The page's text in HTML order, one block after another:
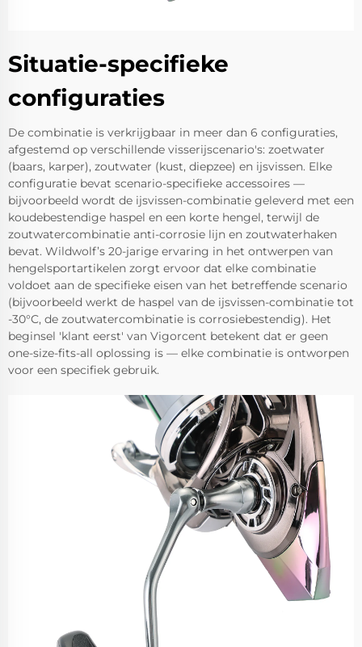
Situatie-specifieke
configuraties
De combinatie is verkrijgbaar in meer dan 6 configuraties,
afgestemd op verschillende visserijscenario's: zoetwater
(baars, karper), zoutwater (kust, diepzee) en ijsvissen. Elke
configuratie bevat scenario-specifieke accessoires —
bijvoorbeeld wordt de ijsvissen-combinatie geleverd met een
koudebestendige haspel en een korte hengel, terwijl de
zoutwatercombinatie anti-corrosie lijn en zoutwaterhaken
bevat. Wildwolf’s 20-jarige ervaring in het ontwerpen van
hengelsportartikelen zorgt ervoor dat elke combinatie
voldoet aan de specifieke eisen van het betreffende scenario
(bijvoorbeeld werkt de haspel van de ijsvissen-combinatie tot
-30°C, de zoutwatercombinatie is corrosiebestendig). Het
beginsel 'klant eerst' van Vigorcent betekent dat er geen
one-size-fits-all oplossing is — elke combinatie is ontworpen
voor een specifiek gebruik.